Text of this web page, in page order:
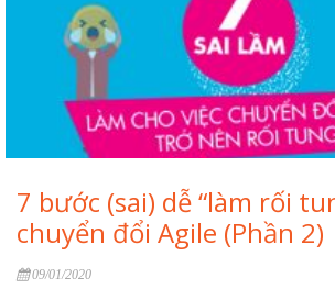
7 bước (sai) dễ “làm rối
chuyển đổi Agile (Phần 2)
09/01/2020